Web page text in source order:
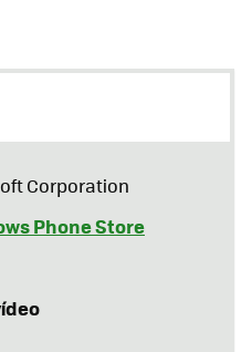
Corporation
Phone Store